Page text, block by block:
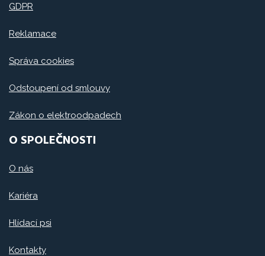
GDPR
Reklamace
Správa cookies
Odstoupení od smlouvy
Zákon o elektroodpadech
O SPOLEČNOSTI
O nás
Kariéra
Hlídací psi
Kontakty